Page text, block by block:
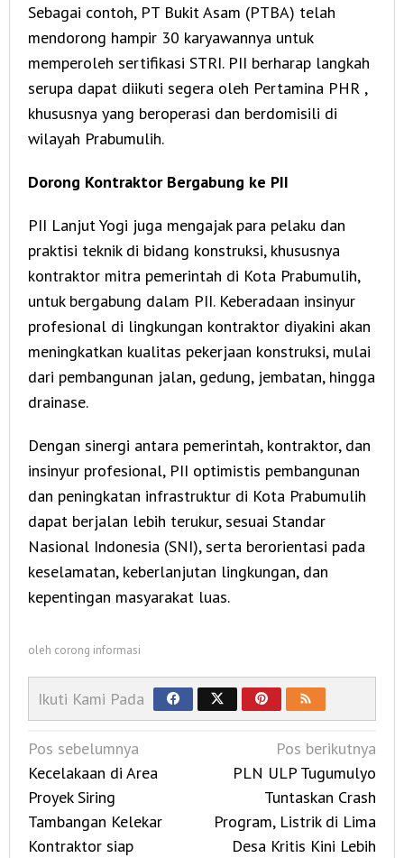
Sebagai contoh, PT Bukit Asam (PTBA) telah
mendorong hampir 30 karyawannya untuk
memperoleh sertifikasi STRI. PII berharap langkah
serupa dapat diikuti segera oleh Pertamina PHR ,
khususnya yang beroperasi dan berdomisili di
wilayah Prabumulih.
Dorong Kontraktor Bergabung ke PII
PII Lanjut Yogi juga mengajak para pelaku dan
praktisi teknik di bidang konstruksi, khususnya
kontraktor mitra pemerintah di Kota Prabumulih,
untuk bergabung dalam PII. Keberadaan insinyur
profesional di lingkungan kontraktor diyakini akan
meningkatkan kualitas pekerjaan konstruksi, mulai
dari pembangunan jalan, gedung, jembatan, hingga
drainase.
Dengan sinergi antara pemerintah, kontraktor, dan
insinyur profesional, PII optimistis pembangunan
dan peningkatan infrastruktur di Kota Prabumulih
dapat berjalan lebih terukur, sesuai Standar
Nasional Indonesia (SNI), serta berorientasi pada
keselamatan, keberlanjutan lingkungan, dan
kepentingan masyarakat luas.
oleh corong informasi
Ikuti Kami Pada
Navigasi
pos
Pos sebelumnya
Kecelakaan di Area
Proyek Siring
Tambangan Kelekar
Kontraktor siap
Pos berikutnya
PLN ULP Tugumulyo
Tuntaskan Crash
Program, Listrik di Lima
Desa Kritis Kini Lebih